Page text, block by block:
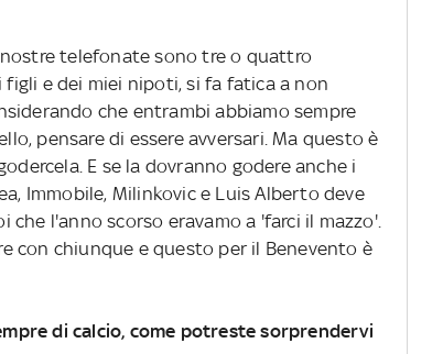
nostre telefonate sono tre o quattro
e dei miei nipoti, si fa fatica a non
che entrambi abbiamo sempre
pensare di essere avversari. Ma questo è
E se la dovranno godere anche i
Immobile, Milinkovic e Luis Alberto deve
che l'anno scorso eravamo a 'farci il mazzo'.
con chiunque e questo per il Benevento è
di calcio, come potreste sorprendervi